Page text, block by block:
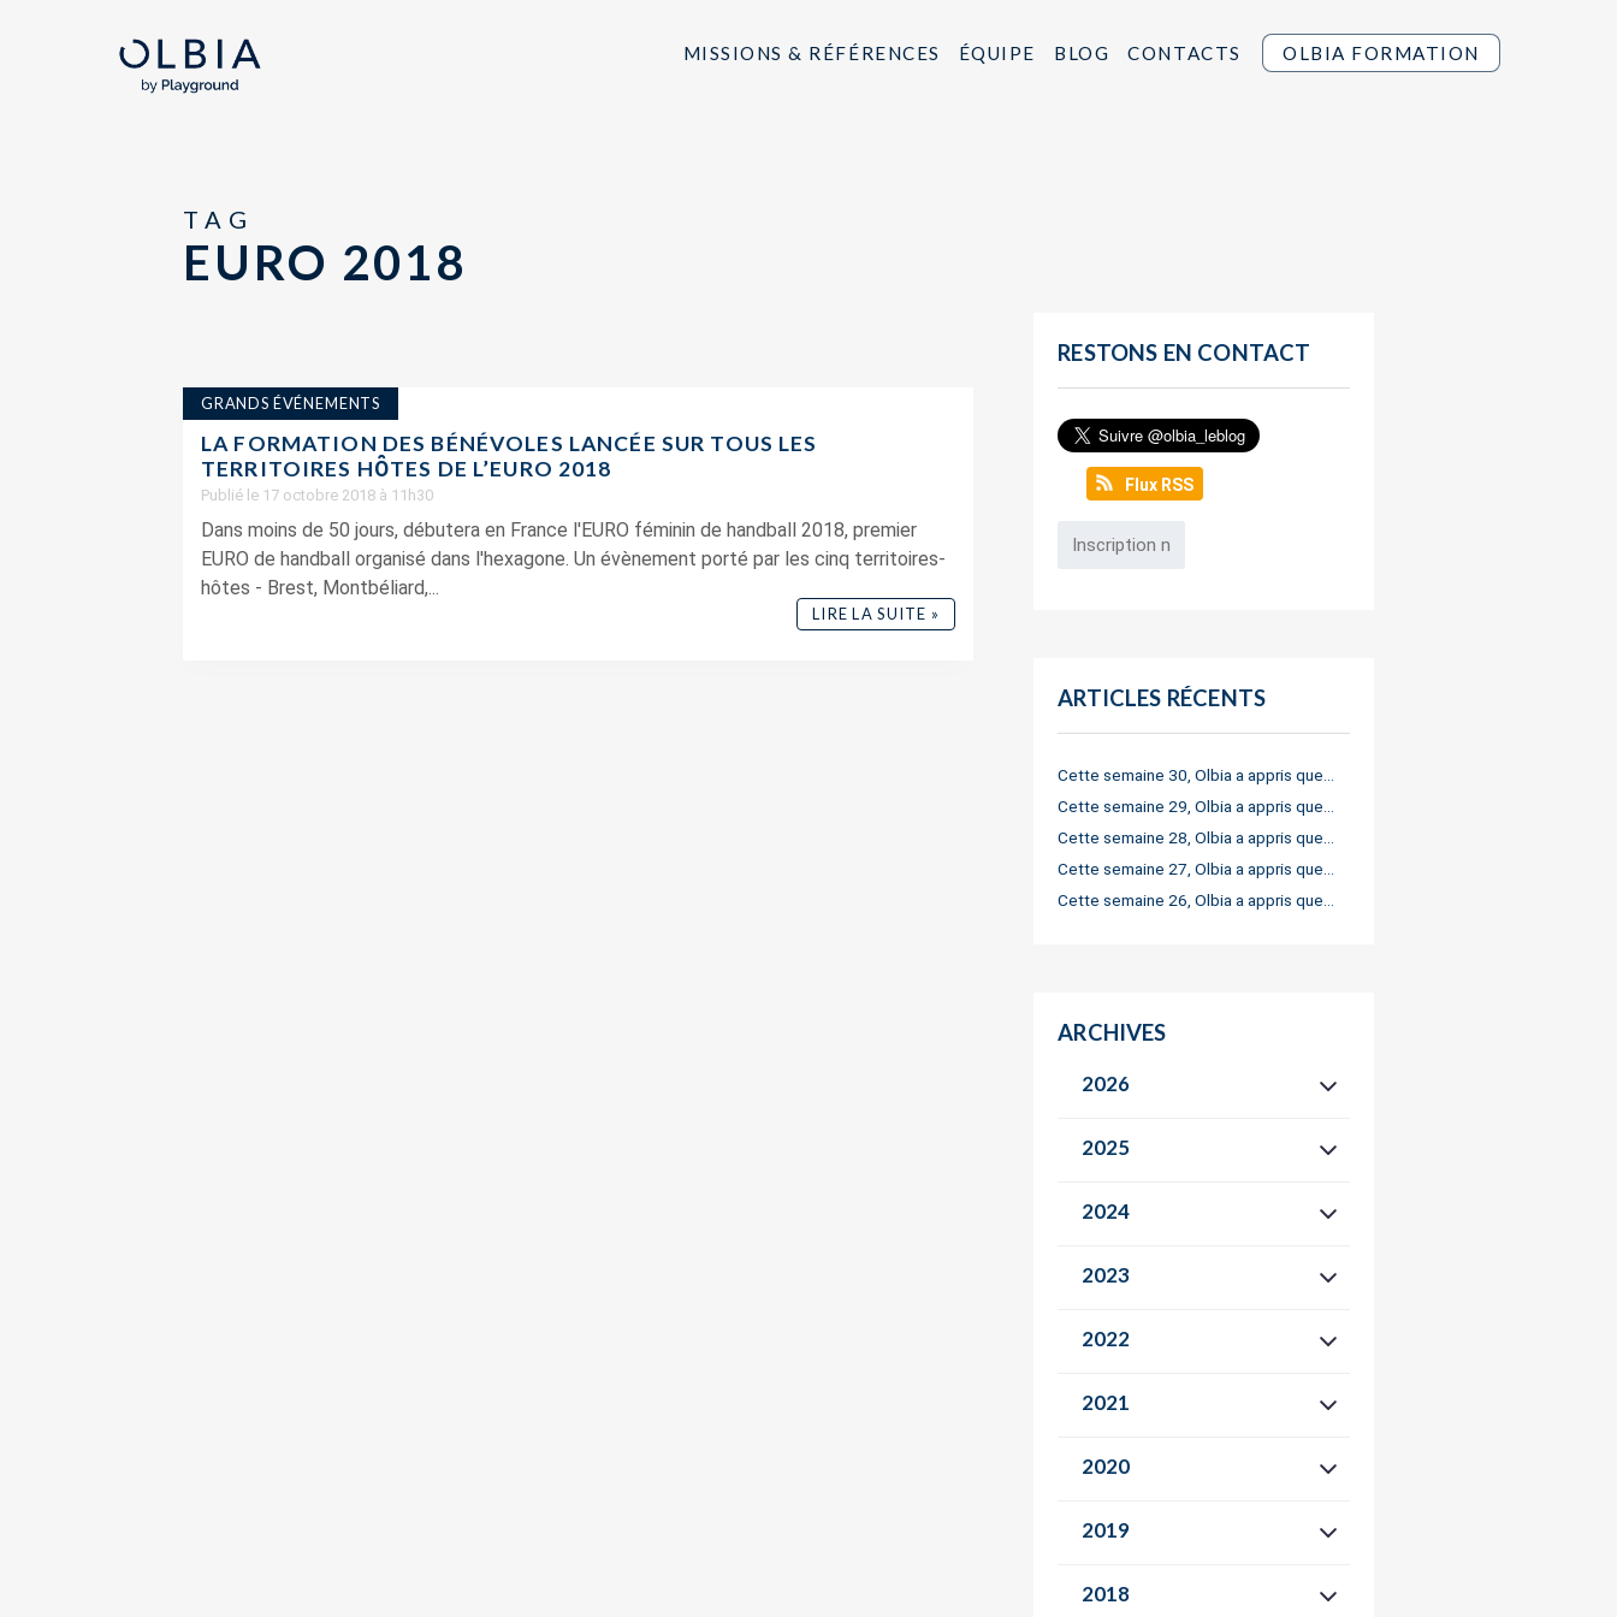
MISSIONS & RÉFÉRENCES ÉQUIPE BLOG CONTACTS OLBIA FORMATION
TAG
EURO 2018
GRANDS ÉVÉNEMENTS
LA FORMATION DES BÉNÉVOLES LANCÉE SUR TOUS LES
TERRITOIRES HȎTES DE L’EURO 2018
Publié le 17 octobre 2018 à 11h30
Dans moins de 50 jours, débutera en France l'EURO féminin de handball 2018, premier
EURO de handball organisé dans l'hexagone. Un évènement porté par les cinq territoires-
hôtes - Brest, Montbéliard,...
LIRE LA SUITE »
RESTONS EN CONTACT
Flux RSS
ARTICLES RÉCENTS
Cette semaine 30, Olbia a appris que…
Cette semaine 29, Olbia a appris que…
Cette semaine 28, Olbia a appris que…
Cette semaine 27, Olbia a appris que…
Cette semaine 26, Olbia a appris que…
ARCHIVES
2026
2025
2024
2023
2022
2021
2020
2019
2018